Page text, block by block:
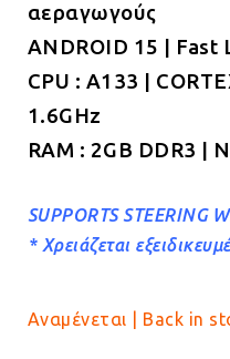
αεραγωγούς
ANDROID 15 | Fast
CPU : A133 |
1.6GHz
RAM : 2GB DDR3 |
SUPPORTS STEERING
* Χρειάζεται εξε
Αναμένεται | Back in